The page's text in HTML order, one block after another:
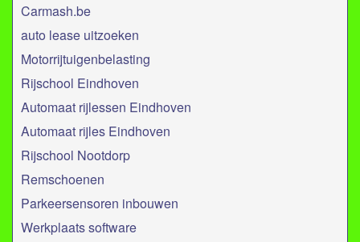
Carmash.be
auto lease uitzoeken
Motorrijtuigenbelasting
Rijschool Eindhoven
Automaat rijlessen Eindhoven
Automaat rijles Eindhoven
Rijschool Nootdorp
Remschoenen
Parkeersensoren inbouwen
Werkplaats software